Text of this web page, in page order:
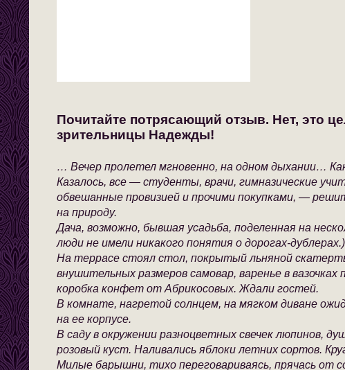
Почитайте потрясающий отзыв. Нет, это
зрительницы Надежды!
… Вечер пролетел мгновенно, на одном дыхании…
Казалось, все — студенты, врачи, гимназические
обвешанные провизией и прочими покупками, —
на природу.
Дача, возможно, бывшая усадьба, поделенная на
люди не имели никакого понятия о дорогах-дублерах.)
На террасе стоял стол, покрытый льняной
внушительных размеров самовар, варенье в
коробка конфет от Абрикосовых. Ждали гостей.
В комнате, нагретой солнцем, на мягком диване
на ее корпусе.
В саду в окружении разноцветных свечек люпинов,
розовый куст. Наливались яблоки летних сортов.
Милые барышни, тихо переговариваясь, прячась от